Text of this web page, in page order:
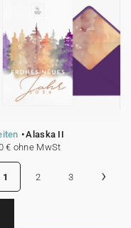
Alaska II
€ ohne MwSt
1 2 3 ›